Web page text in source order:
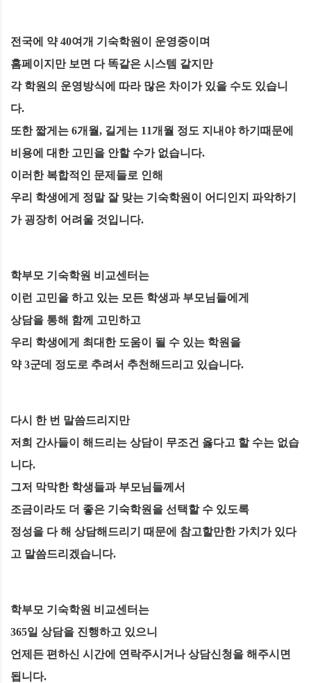
전국에 약 40여개 기숙학원이 운영중이며
홈페이지만 보면 다 똑같은 시스템 같지만
각 학원의 운영방식에 따라 많은 차이가 있을 수도 있습니
다.
또한 짧게는 6개월, 길게는 11개월 정도 지내야 하기때문에
비용에 대한 고민을 안할 수가 없습니다.
이러한 복합적인 문제들로 인해
우리 학생에게 정말 잘 맞는 기숙학원이 어디인지 파악하기
가 굉장히 어려울 것입니다.
학부모 기숙학원 비교센터는
이런 고민을 하고 있는 모든 학생과 부모님들에게
상담을 통해 함께 고민하고
우리 학생에게 최대한 도움이 될 수 있는 학원을
약 3군데 정도로 추려서 추천해드리고 있습니다.
다시 한 번 말씀드리지만
저희 간사들이 해드리는 상담이 무조건 옳다고 할 수는 없습
니다.
그저 막막한 학생들과 부모님들께서
조금이라도 더 좋은 기숙학원을 선택할 수 있도록
정성을 다 해 상담해드리기 때문에 참고할만한 가치가 있다
고 말씀드리겠습니다.
학부모 기숙학원 비교센터는
365일 상담을 진행하고 있으니
언제든 편하신 시간에 연락주시거나 상담신청을 해주시면
됩니다.